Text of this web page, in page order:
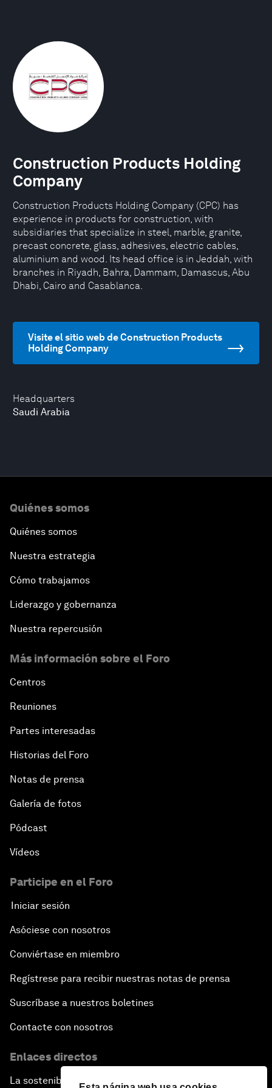
Headquarters
Saudi Arabia
Construction Products Holding
Company
Construction Products Holding Company (CPC) has
experience in products for construction, with
subsidiaries that specialize in steel, marble, granite,
precast concrete, glass, adhesives, electric cables,
aluminium and wood. Its head office is in Jeddah, with
branches in Riyadh, Bahra, Dammam, Damascus, Abu
Dhabi, Cairo and Casablanca.
Visite el sitio web de Construction Products
Holding Company
Quiénes somos
Quiénes somos
Nuestra estrategia
Cómo trabajamos
Liderazgo y gobernanza
Nuestra repercusión
Más información sobre el Foro
Centros
Reuniones
Partes interesadas
Historias del Foro
Notas de prensa
Galería de fotos
Pódcast
Vídeos
Participe en el Foro
Iniciar sesión
Asóciese con nosotros
Conviértase en miembro
Regístrese para recibir nuestras notas de prensa
Suscríbase a nuestros boletines
Contacte con nosotros
Enlaces directos
La sostenibilidad en el Foro